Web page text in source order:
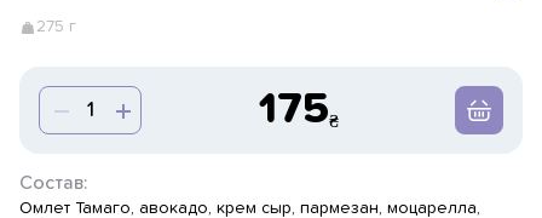
275 г
175
Состав:
Омлет Тамаго, авокадо, крем сыр, пармезан, моцарелла,